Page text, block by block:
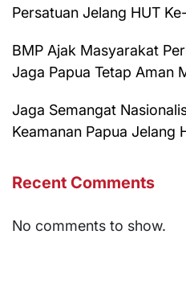
Persatuan Jelang HUT
BMP Ajak Masyarakat
Jaga Papua Tetap Aman
Jaga Semangat
Keamanan Papua Jelang
Recent Comments
No comments to show.